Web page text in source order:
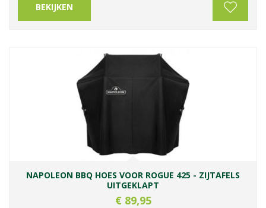
BEKIJKEN
NAPOLEON BBQ HOES VOOR ROGUE 425 - ZIJTAFELS
UITGEKLAPT
€ 89,95